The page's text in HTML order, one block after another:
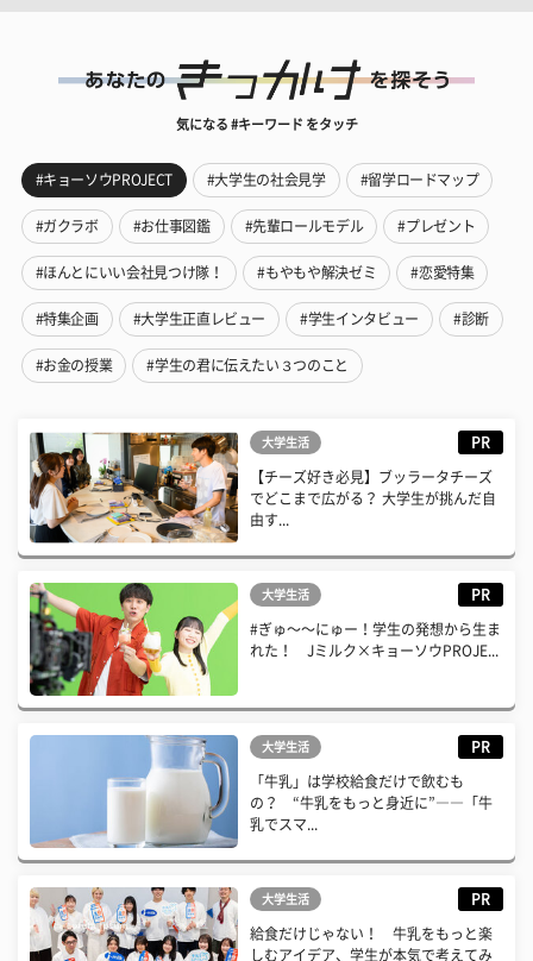
気になる #キーワード をタッチ
#キョーソウPROJECT #大学生の社会見学 #留学ロードマップ
#ガクラボ #お仕事図鑑 #先輩ロールモデル #プレゼント
#ほんとにいい会社見つけ隊！ #もやもや解決ゼミ #恋愛特集
#特集企画 #大学生正直レビュー #学生インタビュー #診断
#お金の授業 #学生の君に伝えたい３つのこと
大学生活 PR
【チーズ好き必見】ブッラータチーズ
でどこまで広がる？ 大学生が挑んだ自
由す...
大学生活 PR
#ぎゅ〜〜にゅー！学生の発想から生ま
れた！ Jミルク×キョーソウPROJE...
大学生活 PR
「牛乳」は学校給食だけで飲むも
の？ “牛乳をもっと身近に”――「牛
乳でスマ...
大学生活 PR
給食だけじゃない！ 牛乳をもっと楽
しむアイデア、学生が本気で考えてみ